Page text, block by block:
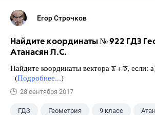
Егор Строчков
Найдите координаты № 922 ГДЗ
Атанасян Л.С.
Найдите координаты вектора ͞a + ͞b, если:
(Подробнее...)
28 сентября 2017
ГДЗ Геометрия 9 класс